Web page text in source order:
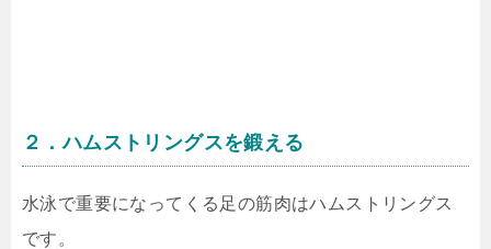
２．ハムストリングスを鍛える
水泳で重要になってくる足の筋肉はハムストリングス
です。